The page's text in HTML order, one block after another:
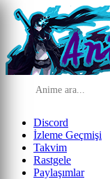
Discord
İzleme Geçmişi
Takvim
Rastgele
Paylaşımlar